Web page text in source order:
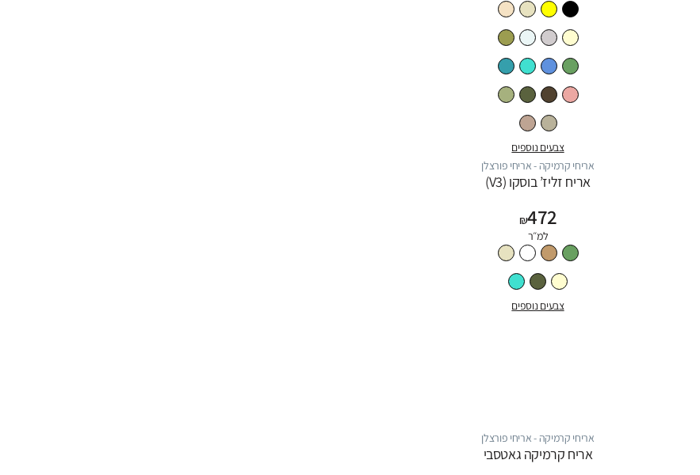
צבעים נוספים
אריחי קרמיקה - אריחי פורצלן
אריח זליז’ בוסקו (V3)
₪472
למ״ר
צבעים נוספים
אריחי קרמיקה - אריחי פורצלן
אריח קרמיקה גאטסבי